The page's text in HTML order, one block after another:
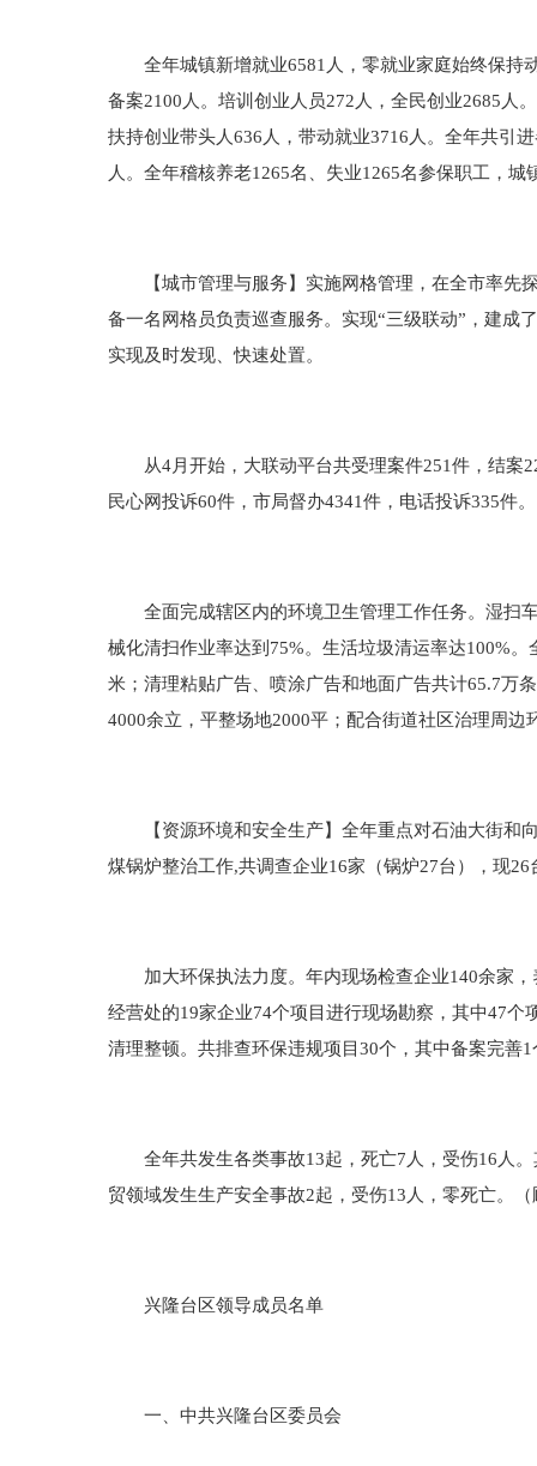
全年城镇新增就业6581人，零就业家庭始终保持动
备案2100人。培训创业人员272人，全民创业2685人
扶持创业带头人636人，带动就业3716人。全年共引
人。全年稽核养老1265名、失业1265名参保职工，
【城市管理与服务】实施网格管理，在全市率先探
备一名网格员负责巡查服务。实现“三级联动”，建成
实现及时发现、快速处置。
从4月开始，大联动平台共受理案件251件，结案
民心网投诉60件，市局督办4341件，电话投诉335件。
全面完成辖区内的环境卫生管理工作任务。湿扫车
械化清扫作业率达到75%。生活垃圾清运率达100%
米；清理粘贴广告、喷涂广告和地面广告共计65.7万
4000余立，平整场地2000平；配合街道社区治理周边
【资源环境和安全生产】全年重点对石油大街和向
煤锅炉整治工作,共调查企业16家（锅炉27台），现
加大环保执法力度。年内现场检查企业140余家，
经营处的19家企业74个项目进行现场勘察，其中47
清理整顿。共排查环保违规项目30个，其中备案完善
全年共发生各类事故13起，死亡7人，受伤16人。
贸领域发生生产安全事故2起，受伤13人，零死亡。（
兴隆台区领导成员名单
一、中共兴隆台区委员会